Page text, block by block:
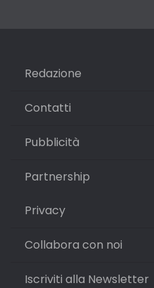
Redazione
Contatti
Pubblicità
Partnership
Privacy
Collabora con noi
Iscriviti alla Newsletter